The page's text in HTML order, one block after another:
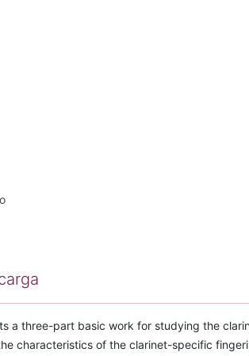
a three-part basic work for studying the
characteristics of the clarinet-specific